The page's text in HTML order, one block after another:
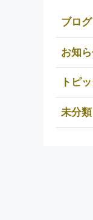
ブログ
お知
トピ
未分類